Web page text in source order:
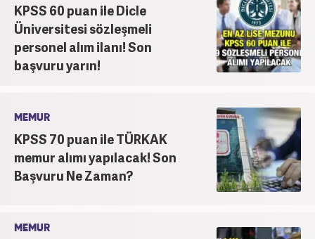
KPSS 60 puan ile Dicle
Üniversitesi sözleşmeli
personel alım ilanı! Son
başvuru yarın!
MEMUR
KPSS 70 puan ile TÜRKAK
memur alımı yapılacak! Son
Başvuru Ne Zaman?
MEMUR